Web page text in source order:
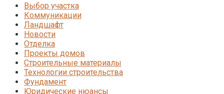
Выбор участка
Коммуникации
Ландшафт
Новости
Отделка
Проекты домов
Строительные материалы
Технологии строительства
Фундамент
Юридические нюансы